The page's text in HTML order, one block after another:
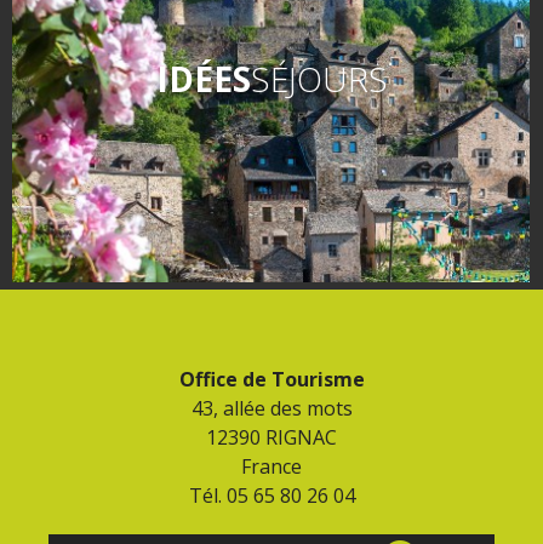
Les Plus Beaux Villages de
France
Les villages de caractère
Le Pays des Bastides du
Rouergue
Les Villes et Pays d'art et
d'histoire
De la vallée du Lot au pays
Decazeville-Aubin
Patrimoine mondial de
IDÉESSÉJOURS
Office de Tourisme
43, allée des mots
12390 RIGNAC
France
Tél. 05 65 80 26 04